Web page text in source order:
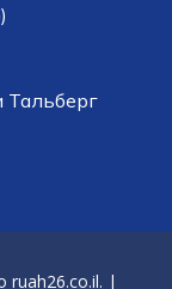
Тальберг
ruah26.co.il. |